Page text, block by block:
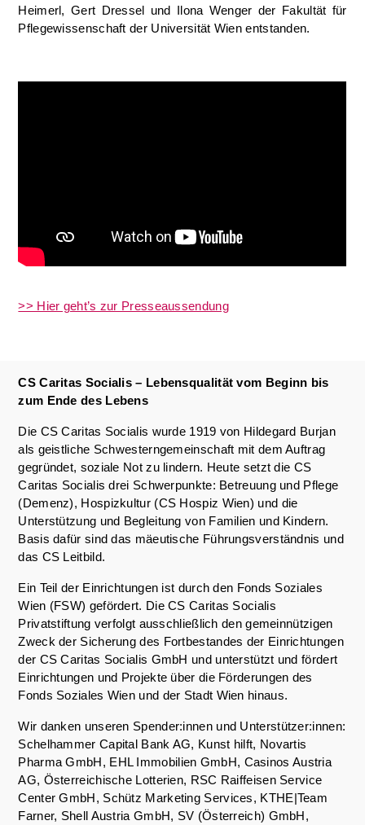
Heimerl, Gert Dressel und Ilona Wenger der Fakultät für
Pflegewissenschaft der Universität Wien entstanden.
>> Hier geht’s zur Presseaussendung
CS Caritas Socialis – Lebensqualität vom Beginn bis
zum Ende des Lebens
Die CS Caritas Socialis wurde 1919 von Hildegard Burjan
als geistliche Schwesterngemeinschaft mit dem Auftrag
gegründet, soziale Not zu lindern. Heute setzt die CS
Caritas Socialis drei Schwerpunkte: Betreuung und Pflege
(Demenz), Hospizkultur (CS Hospiz Wien) und die
Unterstützung und Begleitung von Familien und Kindern.
Basis dafür sind das mäeutische Führungsverständnis und
das CS Leitbild.
Ein Teil der Einrichtungen ist durch den Fonds Soziales
Wien (FSW) gefördert. Die CS Caritas Socialis
Privatstiftung verfolgt ausschließlich den gemeinnützigen
Zweck der Sicherung des Fortbestandes der Einrichtungen
der CS Caritas Socialis GmbH und unterstützt und fördert
Einrichtungen und Projekte über die Förderungen des
Fonds Soziales Wien und der Stadt Wien hinaus.
Wir danken unseren Spender:innen und Unterstützer:innen:
Schelhammer Capital Bank AG, Kunst hilft, Novartis
Pharma GmbH, EHL Immobilien GmbH, Casinos Austria
AG, Österreichische Lotterien, RSC Raiffeisen Service
Center GmbH, Schütz Marketing Services, KTHE|Team
Farner, Shell Austria GmbH, SV (Österreich) GmbH,